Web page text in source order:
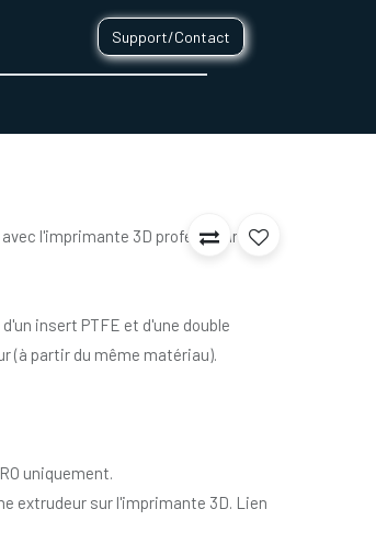
Support/Contact
l'imprimante 3D professionnelle
insert PTFE et d'une double
(à partir du même matériau).
uniquement.
extrudeur sur l'imprimante 3D. Lien